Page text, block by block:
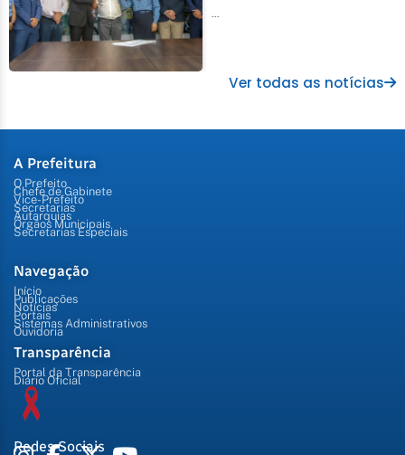
...
Ver todas as notícias
A Prefeitura
O Prefeito
Chefe de Gabinete
Vice-Prefeito
Secretarias
Autarquias
Órgãos Municipais
Secretarias Especiais
Navegação
Início
Publicações
Notícias
Portais
Sistemas Administrativos
Ouvidoria
Transparência
Portal da Transparência
Diário Oficial
Redes Sociais